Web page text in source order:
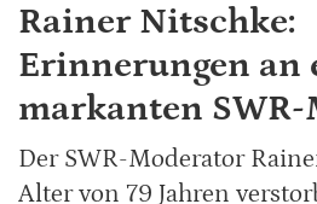
Rainer Nitschke:
Erinnerungen an
markanten
Der SWR-Moderator
Alter von 79 Jahren